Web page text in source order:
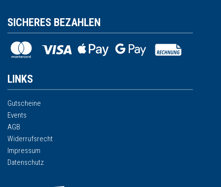
SICHERES BEZAHLEN
LINKS
Gutscheine
Events
AGB
Widerrufsrecht
Impressum
Datenschutz